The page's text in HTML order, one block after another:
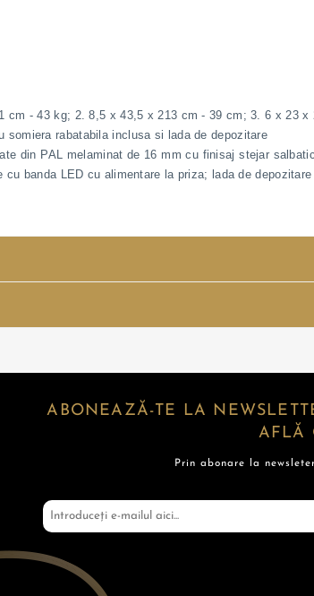
cm - 43 kg; 2. 8,5 x 43,5 x 213 cm - 39 cm; 3. 6 x 23
somiera rabatabila inclusa si lada de depozitare
din PAL melaminat de 16 mm cu finisaj stejar
banda LED cu alimentare la priza; lada de
ABONEAZĂ-TE LA
AFLĂ
Prin abonare la